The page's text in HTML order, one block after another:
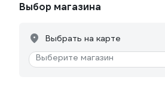
Выбор магазина
Выбрать на карте
Выберите магазин